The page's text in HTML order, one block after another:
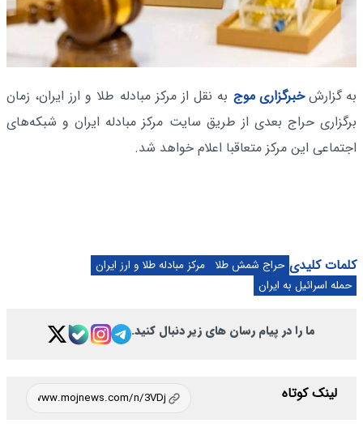
به گزارشخبرگزاری موج به نقل از مرکز مبادله طلا و ارز ایران، زمان
برگزاری حراج بعدی از طریق سایت مرکز مبادله ایران و شبکه‌های
اجتماعی این مرکز متعاقبا اعلام خواهد شد.
کلمات کلیدی حراج شمش طلا
مرکز مبادله طلا و ارز ایران
حمله اسرائیل به ایران
ما را در پیام رسان های زیر دنبال کنید.
لینک کوتاه